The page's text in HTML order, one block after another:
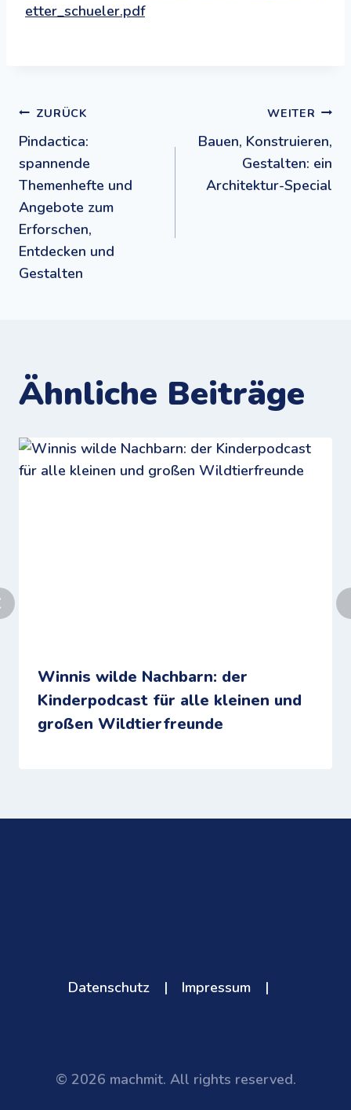
etter_schueler.pdf
Beitragsnavigation
ZURÜCK
Pindactica:
spannende
Themenhefte und
Angebote zum
Erforschen,
Entdecken und
Gestalten
WEITER
Bauen, Konstruieren,
Gestalten: ein
Architektur-Special
Ähnliche Beiträge
Winnis wilde Nachbarn: der
Kinderpodcast für alle kleinen und
großen Wildtierfreunde
Datenschutz | Impressum |
© 2026 machmit. All rights reserved.